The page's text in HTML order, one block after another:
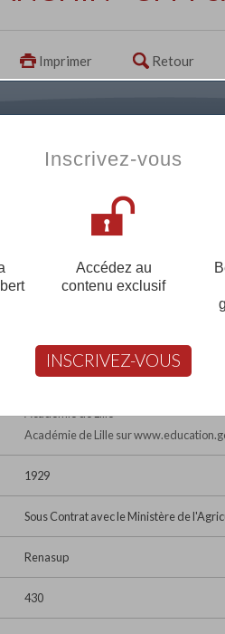
Imprimer Retour
59146 PECQUENCOURT
03 27 86 42 54
pecquencourt@cneap.fr
Académie de Lille
Académie de Lille sur
1929
Sous Contrat avec le Ministère de
Renasup
430
Inscrivez-vous
Accédez au
contenu exclusif
INSCRIVEZ-VOUS